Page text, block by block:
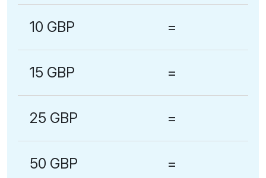
10 GBP =
15 GBP =
25 GBP =
50 GBP =